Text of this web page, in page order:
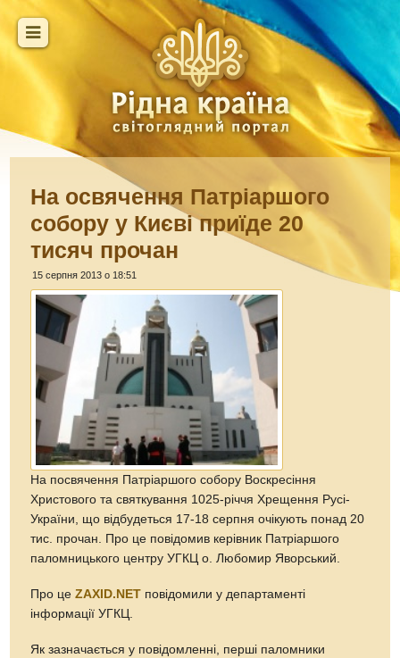
На освячення Патріаршого
собору у Києві приїде 20
тисяч прочан
15 серпня 2013 о 18:51
На посвячення Патріаршого собору Воскресіння
Христового та святкування 1025-річчя Хрещення Русі-
України, що відбудеться 17-18 серпня очікують понад 20
тис. прочан. Про це повідомив керівник Патріаршого
паломницького центру УГКЦ о. Любомир Яворський.
Про цеZAXID.NET повідомили у департаменті
інформації УГКЦ.
Як зазначається у повідомленні, перші паломники